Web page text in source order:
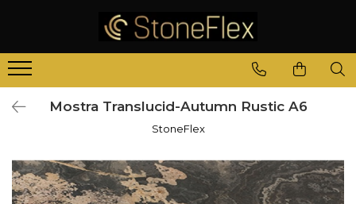
Mostra Translucid-Autumn Rustic A6
StoneFlex